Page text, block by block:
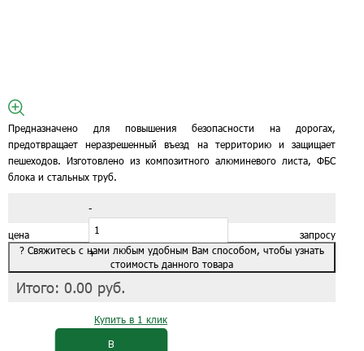
Предназначено для повышения безопасности на дорогах,
предотвращает неразрешенный въезд на территорию и защищает
пешеходов. Изготовлено из композитного алюминевого листа, ФБС
блока и стальных труб.
Количество:
-
+ шт
цена по запросу
? Свяжитесь с нами любым удобным Вам способом, чтобы узнать
стоимость данного товара
Итого: 0.00 руб.
Купить в 1 клик
В